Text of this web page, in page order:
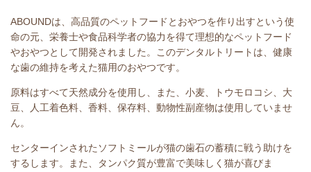
ABOUNDは、高品質のペットフードとおやつを作り出すという使
命の元、栄養士や食品科学者の協力を得て理想的なペットフード
やおやつとして開発されました。
このデンタルトリートは、健康
な歯の維持を考えた猫用のおやつです。
原料はすべて天然成分を使用し、また、 小麦、トウモロコシ、大
豆、人工着色料、香料、保存料、動物性副産物は使用していませ
ん。
センターインされたソフトミールが猫の歯石の蓄積に戦う助けを
するします。また、
タンパク質が豊富で美味しく猫が喜びま